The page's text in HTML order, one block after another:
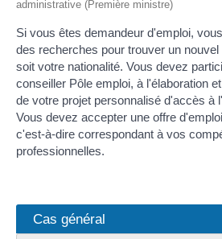
administrative (Première ministre)
Si vous êtes demandeur d'emploi,
des recherches pour trouver un nouvel
soit votre nationalité. Vous devez
conseiller Pôle emploi, à l'élaboration
de votre projet personnalisé d'accès à
Vous devez accepter une offre
c'est-à-dire correspondant à vos
professionnelles.
Cas général